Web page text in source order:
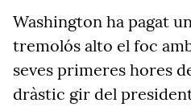
Washington ha pagat
tremolós alto el foc
seves primeres hores
dràstic gir del